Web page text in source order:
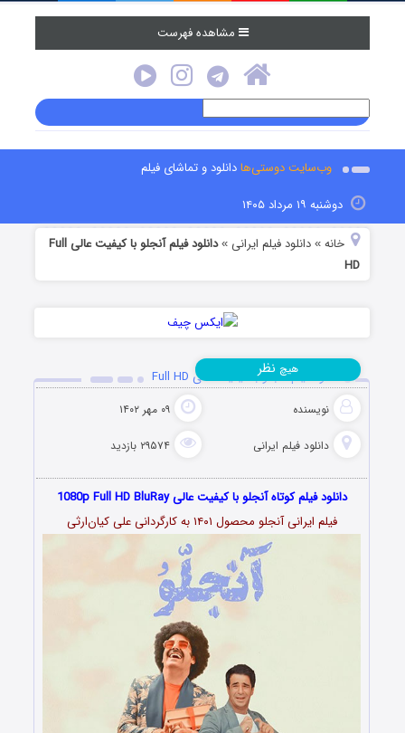
مشاهده فهرست
وب‌سایت دوستی‌هادانلود و تماشای فیلم
دوشنبه ۱۹ مرداد ۱۴۰۵
خانه »دانلود فیلم‌ ایرانی »
دانلود فیلم آنجلو با کیفیت عالی Full
HD
دانلود فیلم آنجلو با کیفیت عالی Full HD
نویسنده ۰۹ مهر ۱۴۰۲
دانلود فیلم‌ ایرانی ۲۹۵۷۴ بازدید
هیچ نظر
دانلود فیلم کوتاه آنجلو با کیفیت عالی 1080p Full HD BluRay
فیلم ایرانی آنجلو محصول ۱۴۰۱ به کارگردانی علی کیان‌ارثی